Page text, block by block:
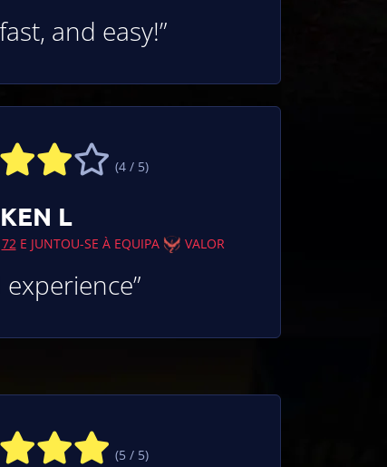
and easy!”
(4 / 5)
KEN L
72E JUNTOU-SE À EQUIPA VALOR
experience”
(5 / 5)